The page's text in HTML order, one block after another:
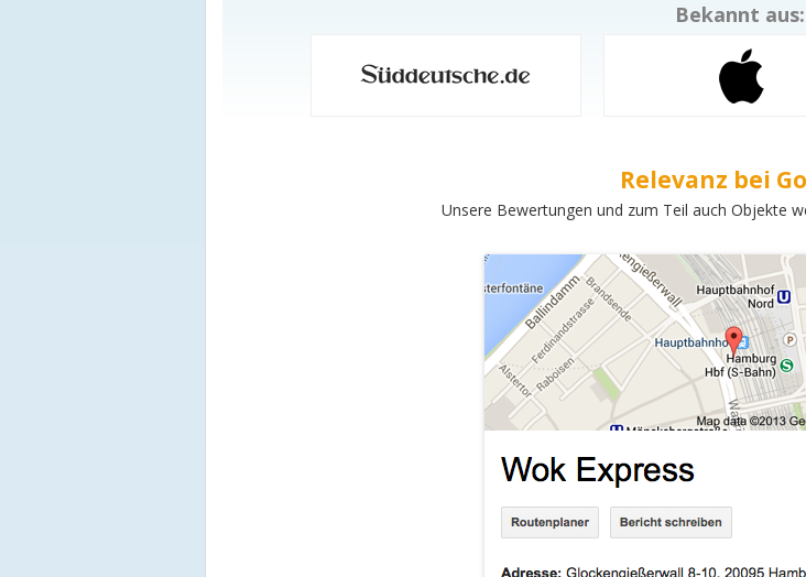
Bekannt aus:
Relevanz bei
Unsere Bewertungen und zum Teil auch Objekte